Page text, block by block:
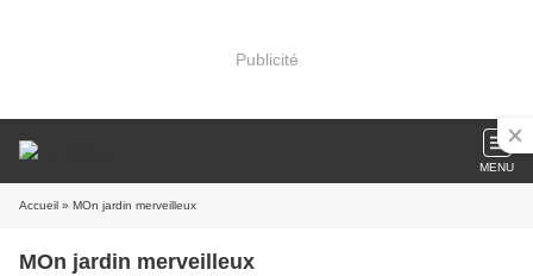
Publicité
MENU
Accueil » MOn jardin merveilleux
MOn jardin merveilleux